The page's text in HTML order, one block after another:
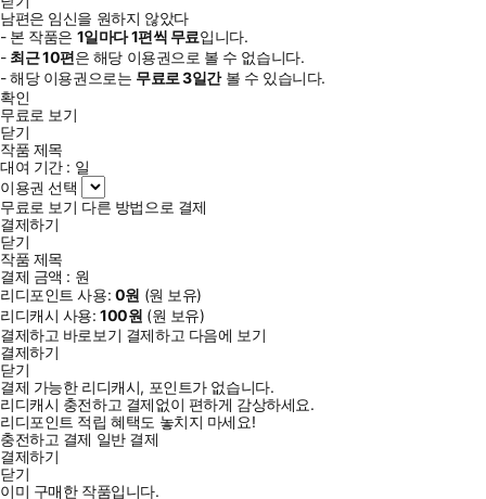
남편은 임신을 원하지 않았다
- 본 작품은 1일마다1편씩 무료입니다.
- 최근10편은 해당 이용권으로 볼 수 없습니다.
- 해당 이용권으로는 무료로3일간볼 수 있습니다.
확인
무료로 보기
닫기
작품 제목
대여 기간 : 일
이용권 선택
무료로 보기 다른 방법으로 결제
결제하기
닫기
작품 제목
결제 금액 : 원
리디포인트 사용: 0원 (원 보유)
리디캐시 사용:100원 (원 보유)
결제하고 바로보기 결제하고 다음에 보기
결제하기
닫기
결제 가능한 리디캐시, 포인트가 없습니다.
리디캐시 충전하고 결제없이 편하게 감상하세요.
리디포인트 적립 혜택도 놓치지 마세요!
충전하고 결제 일반 결제
결제하기
닫기
이미 구매한 작품입니다.